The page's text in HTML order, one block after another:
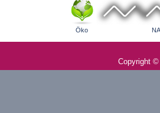
Öko
Copyright